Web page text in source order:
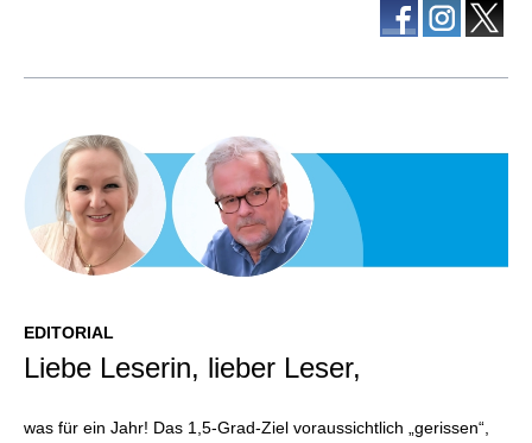
EDITORIAL
Liebe Leserin, lieber Leser,
was für ein Jahr! Das 1,5-Grad-Ziel voraussichtlich „gerissen“,